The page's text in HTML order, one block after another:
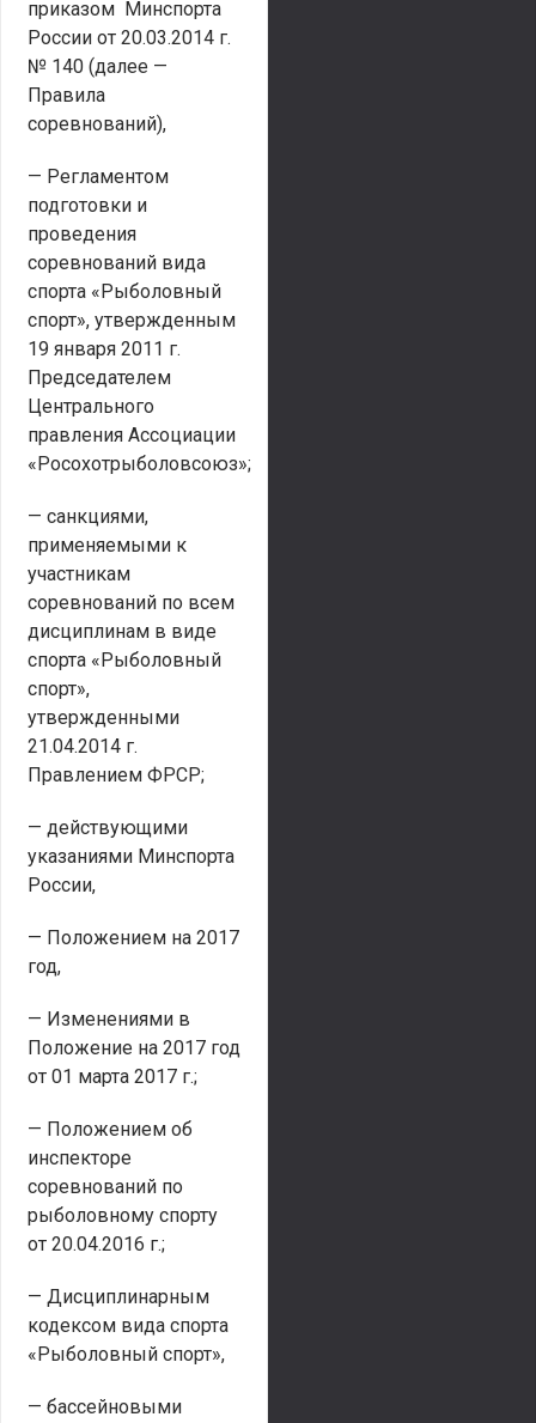
приказом Минспорта
России от 20.03.2014 г.
№ 140 (далее —
Правила
соревнований),
— Регламентом
подготовки и
проведения
соревнований вида
спорта «Рыболовный
спорт», утвержденным
19 января 2011 г.
Председателем
Центрального
правления Ассоциации
«Росохотрыболовсоюз»;
— санкциями,
применяемыми к
участникам
соревнований по всем
дисциплинам в виде
спорта «Рыболовный
спорт»,
утвержденными
21.04.2014 г.
Правлением ФРСР;
— действующими
указаниями Минспорта
России,
— Положением на 2017
год,
— Изменениями в
Положение на 2017 год
от 01 марта 2017 г.;
— Положением об
инспекторе
соревнований по
рыболовному спорту
от 20.04.2016 г.;
— Дисциплинарным
кодексом вида спорта
«Рыболовный спорт»,
— бассейновыми